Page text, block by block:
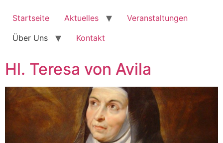
InhaltStartseite Aktuelles
Veranstaltungen
Über Uns
Kontakt
Hl. Teresa von Avila